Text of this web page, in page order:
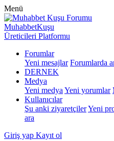
Menü
MuhabbetKuşu
Üreticileri Platformu
Forumlar
Yeni mesajlar Forumlarda
DERNEK
Medya
Yeni medya Yeni yorumlar
Kullanıcılar
Şu anki ziyaretçilerYeni
ara
Giriş yap Kayıt ol